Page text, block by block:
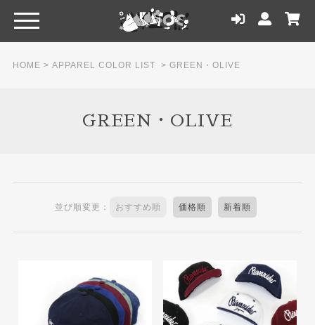
HOME > APPAREL COLOR LIST > GREEN・OLIVE
GREEN・OLIVE
並び順変更： おすすめ順 価格順 新着順